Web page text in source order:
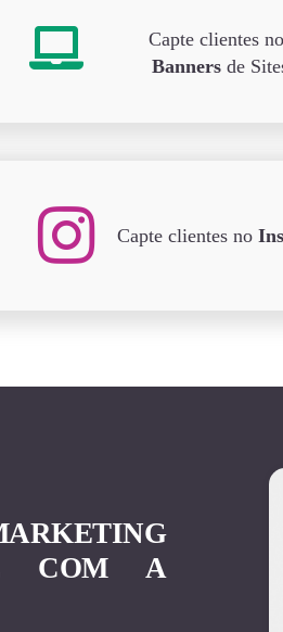
Capte clientes
Bannersde
Capte clientes no
COM A